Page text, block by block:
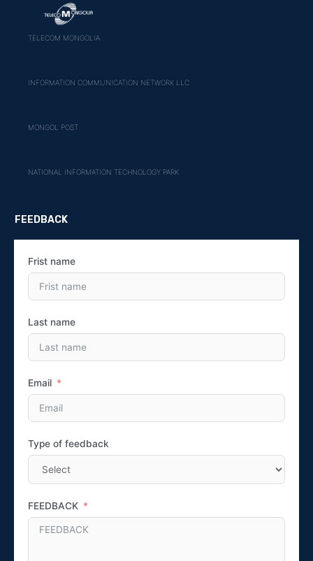
TELECOM MONGOLIA
INFORMATION COMMUNICATION NETWORK LLC
MONGOL POST
NATIONAL INFORMATION TECHNOLOGY PARK
FEEDBACK
Frist name
Last name
Email
Type of feedback
FEEDBACK